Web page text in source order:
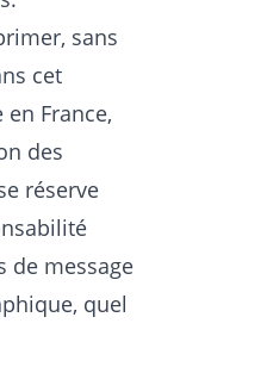
sans
cet
France,
des
réserve
de message
quel